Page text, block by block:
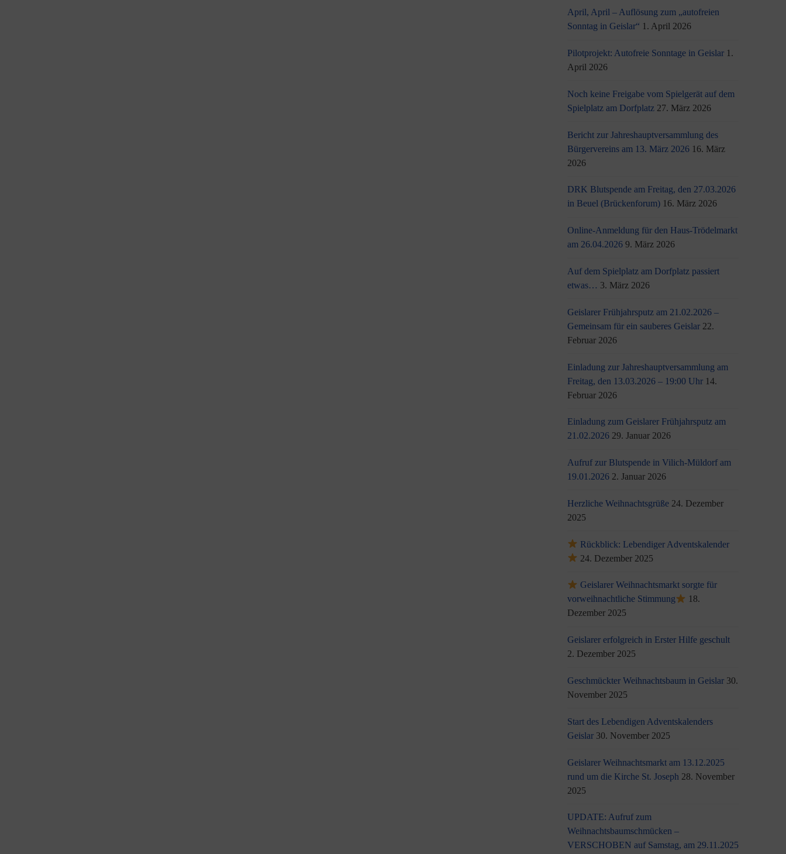
April, April – Auflösung zum „autofreien
Sonntag in Geislar“ 1. April 2026
Pilotprojekt: Autofreie Sonntage in Geislar 1.
April 2026
Noch keine Freigabe vom Spielgerät auf dem
Spielplatz am Dorfplatz 27. März 2026
Bericht zur Jahreshauptversammlung des
Bürgervereins am 13. März 2026 16. März
2026
DRK Blutspende am Freitag, den 27.03.2026
in Beuel (Brückenforum) 16. März 2026
Online-Anmeldung für den Haus-Trödelmarkt
am 26.04.2026 9. März 2026
Auf dem Spielplatz am Dorfplatz passiert
etwas… 3. März 2026
Geislarer Frühjahrsputz am 21.02.2026 –
Gemeinsam für ein sauberes Geislar 22.
Februar 2026
Einladung zur Jahreshauptversammlung am
Freitag, den 13.03.2026 – 19:00 Uhr 14.
Februar 2026
Einladung zum Geislarer Frühjahrsputz am
21.02.2026 29. Januar 2026
Aufruf zur Blutspende in Vilich-Müldorf am
19.01.2026 2. Januar 2026
Herzliche Weihnachtsgrüße 24. Dezember
2025
Rückblick: Lebendiger Adventskalender
24. Dezember 2025
Geislarer Weihnachtsmarkt sorgte für
vorweihnachtliche Stimmung
18.
Dezember 2025
Geislarer erfolgreich in Erster Hilfe geschult
2. Dezember 2025
Geschmückter Weihnachtsbaum in Geislar 30.
November 2025
Start des Lebendigen Adventskalenders
Geislar 30. November 2025
Geislarer Weihnachtsmarkt am 13.12.2025
rund um die Kirche St. Joseph 28. November
2025
UPDATE: Aufruf zum
Weihnachtsbaumschmücken –
VERSCHOBEN auf Samstag, am 29.11.2025